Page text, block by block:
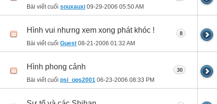
Bài viết cuối souxauxi 09-29-2006 05:50 AM
Hình vui nhưng xem xong phát khóc !
Bài viết cuối Guest 08-21-2006 01:32 AM
8
Hình phong cảnh
Bài viết cuối psi_ops2001 06-23-2006 08:33 PM
30